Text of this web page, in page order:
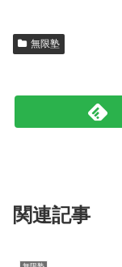
無限塾
関連記事